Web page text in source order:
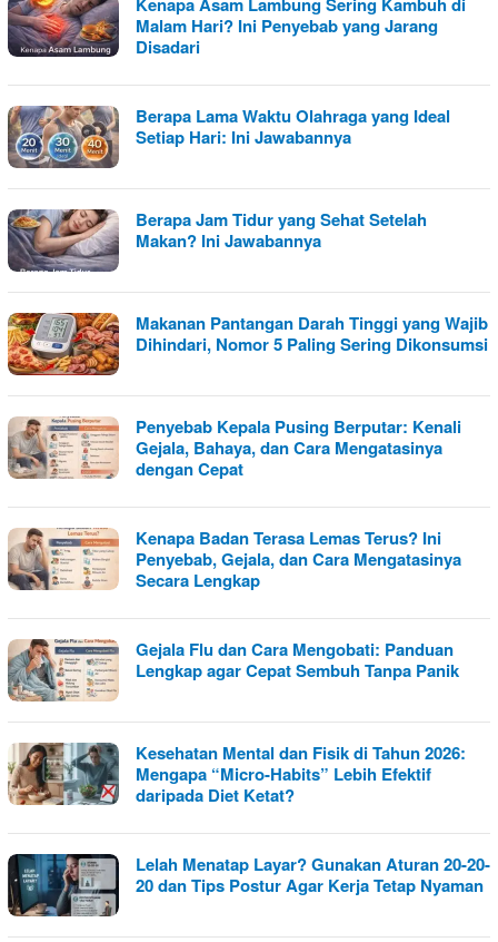
Malam Hari? Ini Penyebab yang Jarang
Disadari
Berapa Lama Waktu Olahraga yang Ideal
Setiap Hari: Ini Jawabannya
Berapa Jam Tidur yang Sehat Setelah
Makan? Ini Jawabannya
Makanan Pantangan Darah Tinggi yang Wajib
Dihindari, Nomor 5 Paling Sering Dikonsumsi
Penyebab Kepala Pusing Berputar: Kenali
Gejala, Bahaya, dan Cara Mengatasinya
dengan Cepat
Kenapa Badan Terasa Lemas Terus? Ini
Penyebab, Gejala, dan Cara Mengatasinya
Secara Lengkap
Gejala Flu dan Cara Mengobati: Panduan
Lengkap agar Cepat Sembuh Tanpa Panik
Kesehatan Mental dan Fisik di Tahun 2026:
Mengapa “Micro-Habits” Lebih Efektif
daripada Diet Ketat?
Lelah Menatap Layar? Gunakan Aturan 20-20-
20 dan Tips Postur Agar Kerja Tetap Nyaman